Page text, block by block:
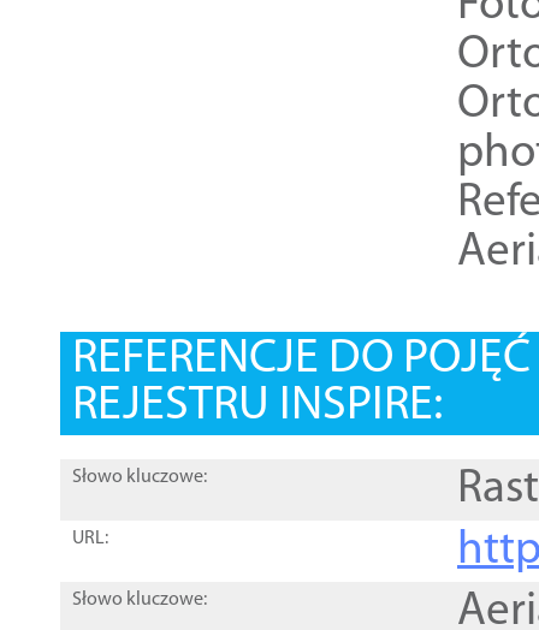
REFERENCJE DO
REJESTRU INSPIRE:
Słowo kluczowe:
URL:
Słowo kluczowe: